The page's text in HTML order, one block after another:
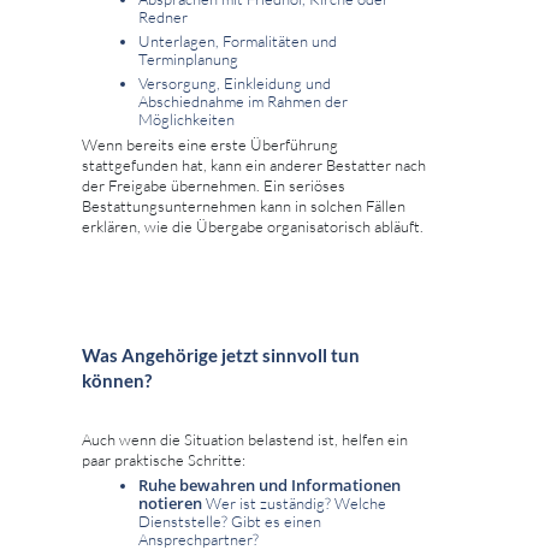
Redner
Unterlagen, Formalitäten und
Terminplanung
Versorgung, Einkleidung und
Abschiednahme im Rahmen der
Möglichkeiten
Wenn bereits eine erste Überführung
stattgefunden hat, kann ein anderer Bestatter nach
der Freigabe übernehmen. Ein seriöses
Bestattungsunternehmen kann in solchen Fällen
erklären, wie die Übergabe organisatorisch abläuft.
Was Angehörige jetzt sinnvoll tun
können?
Auch wenn die Situation belastend ist, helfen ein
paar praktische Schritte:
Ruhe bewahren und Informationen
notierenWer ist zuständig? Welche
Dienststelle? Gibt es einen
Ansprechpartner?